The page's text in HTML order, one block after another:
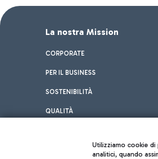
La nostra Mission
CORPORATE
PER IL BUSINESS
SOSTENIBILITÀ
QUALITÀ
Utilizziamo cookie
analitici, quando